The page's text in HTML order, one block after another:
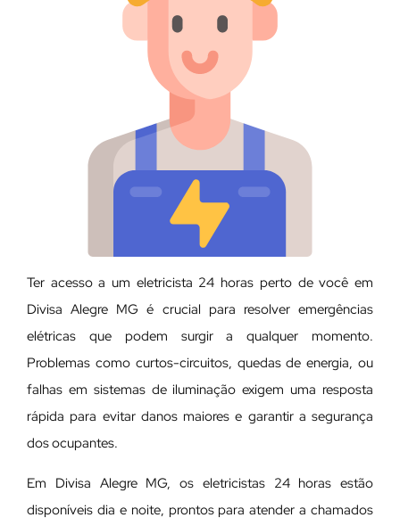
Ter acesso a um eletricista 24 horas perto de você em
Divisa Alegre MG é crucial para resolver emergências
elétricas que podem surgir a qualquer momento.
Problemas como curtos-circuitos, quedas de energia, ou
falhas em sistemas de iluminação exigem uma resposta
rápida para evitar danos maiores e garantir a segurança
dos ocupantes.
Em Divisa Alegre MG, os eletricistas 24 horas estão
disponíveis dia e noite, prontos para atender a chamados